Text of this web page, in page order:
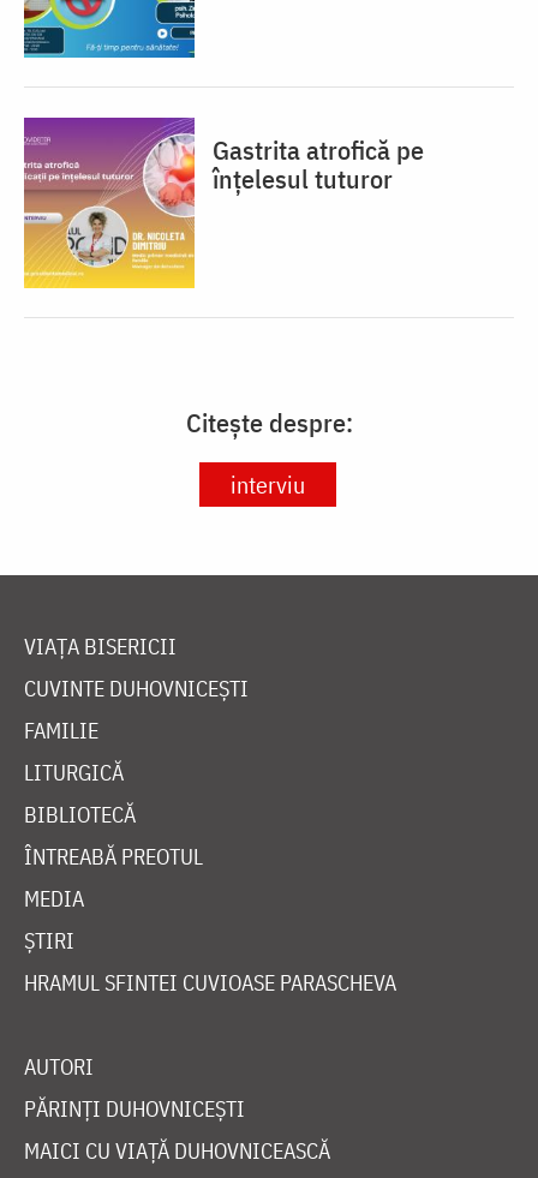
Gastrita atrofică pe
înțelesul tuturor
Citește despre:
interviu
VIAȚA BISERICII
CUVINTE DUHOVNICEȘTI
FAMILIE
LITURGICĂ
BIBLIOTECĂ
ÎNTREABĂ PREOTUL
MEDIA
ȘTIRI
HRAMUL SFINTEI CUVIOASE PARASCHEVA
AUTORI
PĂRINȚI DUHOVNICEȘTI
MAICI CU VIAȚĂ DUHOVNICEASCĂ